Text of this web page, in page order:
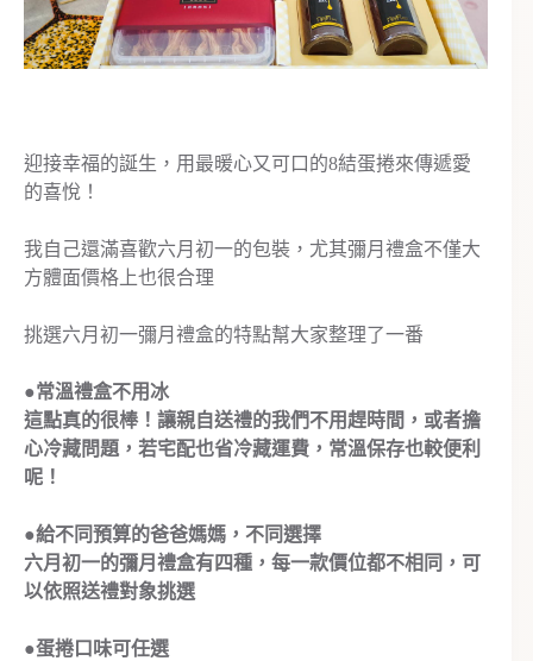
迎接幸福的誕生，用最暖心又可口的8結蛋捲來傳遞愛
的喜悅！
我自己還滿喜歡六月初一的包裝，尤其彌月禮盒不僅大
方體面價格上也很合理
挑選六月初一彌月禮盒的特點幫大家整理了一番
●常溫禮盒不用冰
這點真的很棒！讓親自送禮的我們不用趕時間，或者擔
心冷藏問題，若宅配也省冷藏運費，常溫保存也較便利
呢！
●給不同預算的爸爸媽媽，不同選擇
六月初一的彌月禮盒有四種，每一款價位都不相同，可
以依照送禮對象挑選
●蛋捲口味可任選